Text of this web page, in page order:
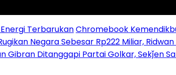
TerbarukanChromebook
Negara Sebesar Rp222 Miliar,
Gibran Ditanggapi Partai Golkar, Sekǰen